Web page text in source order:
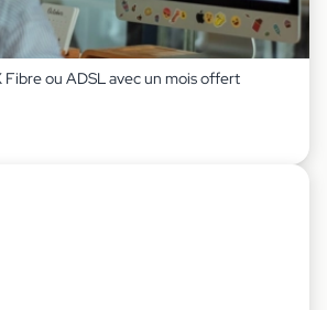
Fibre ou ADSL avec un mois offert